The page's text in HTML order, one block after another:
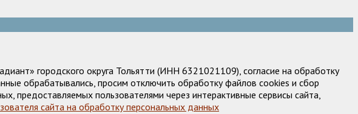
городского округа Тольятти (ИНН 6321021109), согласие на обработку
обрабатывались, просим отключить обработку файлов cookies и сбор
предоставляемых пользователями через интерактивные сервисы сайта,
сайта на обработку персональных данных